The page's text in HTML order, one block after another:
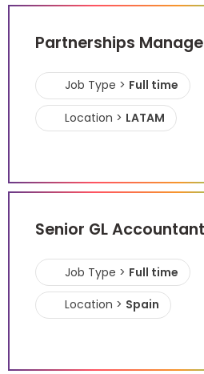
Partnerships
Job Type > Full time
Location > LATAM
Senior GL Accountant
Job Type > Full time
Location > Spain